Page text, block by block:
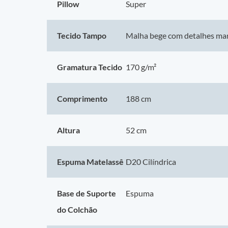
Tamanho: Casal
Comprimento: 188 cm
Altura do Colchão: 26 cm
Altura da Base Box: 26 cm
Manutenção: No turn
Certificação Inmetro: Certificado conforme Portaria Inmetro
Garantia e Suporte:
defeito de fabricação, entre em contato com nossos canais de
Pillow Super
Tecido Tampo Malha bege com detalhes
Gramatura Tecido 170 g/m²
Comprimento 188 cm
Altura 52 cm
Espuma Matelassê D20 Cilíndrica
Base de Suporte
do Colchão
Espuma